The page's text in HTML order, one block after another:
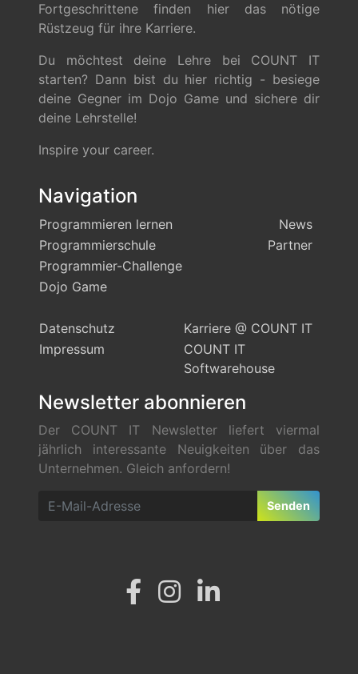
Fortgeschrittene finden hier das nötige
Rüstzeug für ihre Karriere.
Du möchtest deine Lehre bei COUNT IT
starten? Dann bist du hier richtig - besiege
deine Gegner im Dojo Game und sichere dir
deine Lehrstelle!
Inspire your career.
Navigation
Programmieren lernen
News
Programmierschule
Partner
Programmier-Challenge
Dojo Game
Datenschutz
Karriere @ COUNT IT
Impressum
COUNT IT
Softwarehouse
Newsletter abonnieren
Der COUNT IT Newsletter liefert viermal
jährlich interessante Neuigkeiten über das
Unternehmen. Gleich anfordern!
Senden